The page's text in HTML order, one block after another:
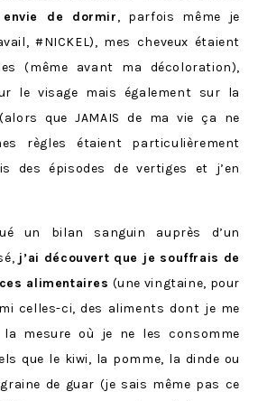
envie de dormir, parfois même je
#NICKEL), mes cheveux étaient
(même avant ma décoloration),
le visage mais également sur la
que JAMAIS de ma vie ça ne
règles étaient particulièrement
des épisodes de vertiges et j’en
un bilan sanguin auprès d’un
j’ai découvert que je souffrais de
alimentaires (une vingtaine, pour
celles-ci, des aliments dont je me
mesure où je ne les consomme
que le kiwi, la pomme, la dinde ou
de guar (je sais même pas ce